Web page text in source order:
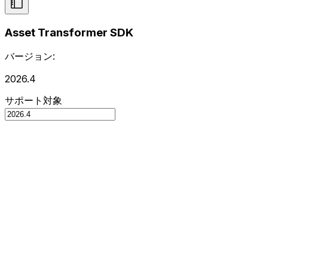
Asset Transformer SDK
バージョン:
2026.4
サポート対象